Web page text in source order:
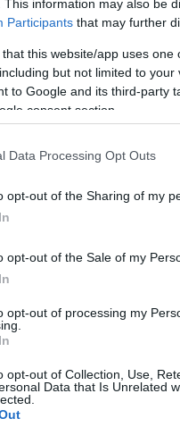
This information may also be
Participants that may further
that this website/app uses
but not limited to
to Google and its third-party
consent section.
Data Processing Opt Outs
opt-out of the Sharing of my
opt-out of the Sale of my
opt-out of processing my
opt-out of Collection, Use,
Data that Is Unrelated
το βάρος που έχει
πλαίσιο.
ευρωπαϊκής
Αγγλικών